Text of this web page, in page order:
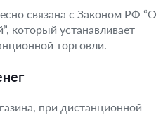
связана с Законом РФ “О
который устанавливает
торговли.
при дистанционной